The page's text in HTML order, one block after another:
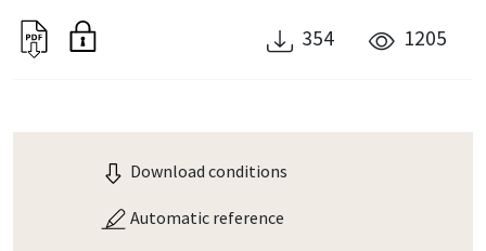
354 1205
Download conditions
Automatic reference